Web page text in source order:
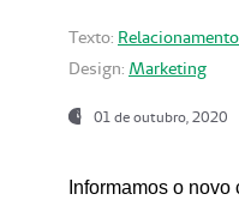
Texto:
Design: Marketing
01 de outubro, 2020
Informamos o